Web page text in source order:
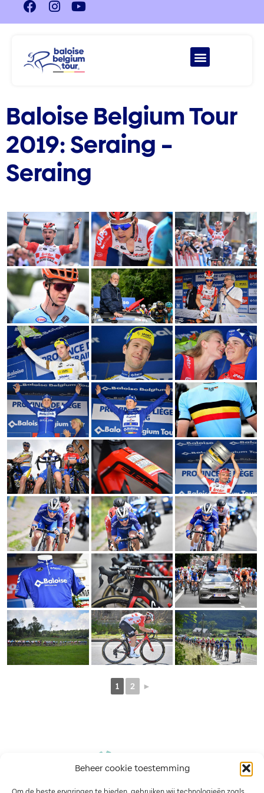
Beheer cookie toestemming
Baloise Belgium Tour
2019: Seraing –
Seraing
1 2 ►